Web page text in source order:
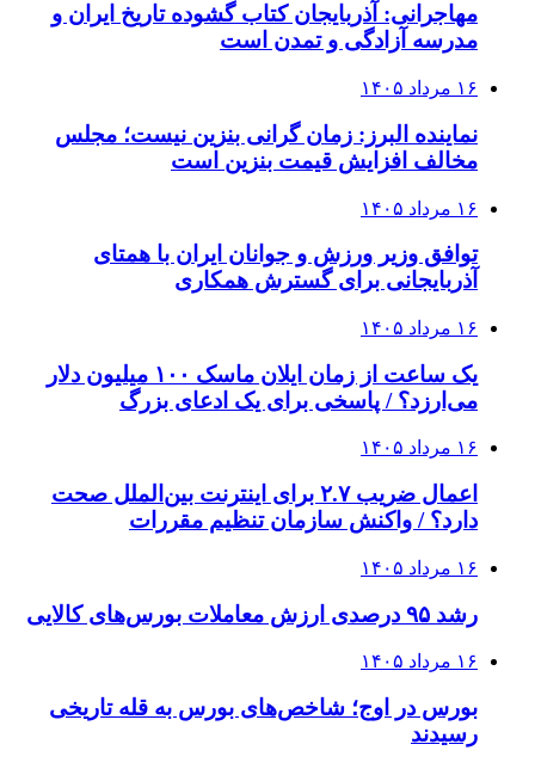
مهاجرانی: آذربایجان کتاب گشوده تاریخ ایران و
مدرسه آزادگی و تمدن است
۱۶ مرداد ۱۴۰۵
نماینده البرز: زمان گرانی بنزین نیست؛ مجلس
مخالف افزایش قیمت بنزین است
۱۶ مرداد ۱۴۰۵
توافق وزیر ورزش و جوانان ایران با همتای
آذربایجانی برای گسترش همکاری
۱۶ مرداد ۱۴۰۵
یک ساعت از زمان ایلان ماسک ۱۰۰ میلیون دلار
می‌ارزد؟ / پاسخی برای یک ادعای بزرگ
۱۶ مرداد ۱۴۰۵
اعمال ضریب ۲.۷ برای اینترنت بین‌الملل صحت
دارد؟ / واکنش سازمان تنظیم مقررات
۱۶ مرداد ۱۴۰۵
رشد ۹۵ درصدی ارزش معاملات بورس‌های کالایی
۱۶ مرداد ۱۴۰۵
بورس در اوج؛ شاخص‌های بورس به قله تاریخی
رسیدند